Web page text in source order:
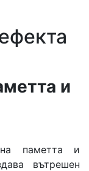
и
паметта и
вътрешен